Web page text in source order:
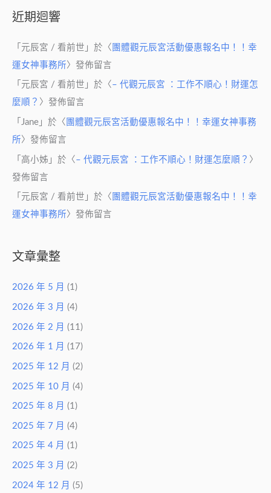
近期迴響
「 元辰宮 / 看前世 」於〈 團體觀元辰宮活動優惠報名中！！幸
運女神事務所 〉發佈留言
「 元辰宮 / 看前世 」於〈 – 代觀元辰宮 ：工作不順心！財運怎
麼順？ 〉發佈留言
「 Jane 」於〈 團體觀元辰宮活動優惠報名中！！幸運女神事務
所〉發佈留言
「 高小姊 」於〈 – 代觀元辰宮 ：工作不順心！財運怎麼順？ 〉
發佈留言
「 元辰宮 / 看前世 」於〈 團體觀元辰宮活動優惠報名中！！幸
運女神事務所〉發佈留言
文章彙整
2026 年 5 月 (1)
2026 年 3 月 (4)
2026 年 2 月 (11)
2026 年 1 月 (17)
2025 年 12 月 (2)
2025 年 10 月 (4)
2025 年 8 月 (1)
2025 年 7 月 (4)
2025 年 4 月 (1)
2025 年 3 月 (2)
2024 年 12 月 (5)